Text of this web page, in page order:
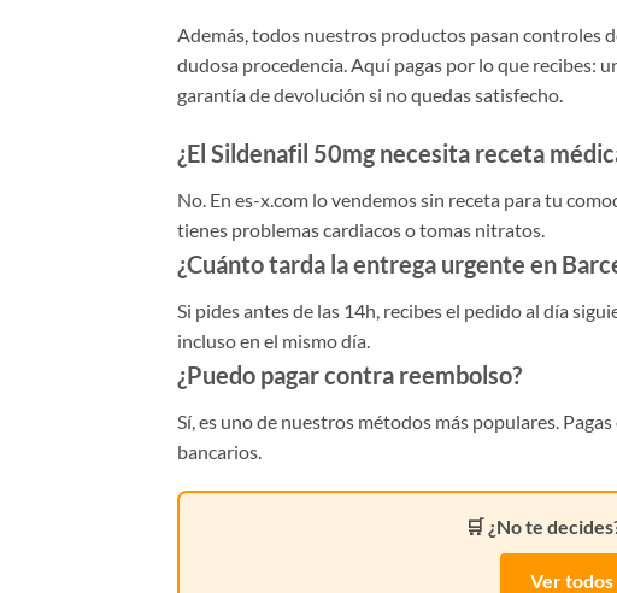
Además, todos nuestros productos pasan controles
dudosa procedencia. Aquí pagas por lo que recibes:
garantía de devolución si no quedas satisfecho.
¿El Sildenafil 50mg necesita receta
No. En es-x.com lo vendemos sin receta para tu
tienes problemas cardiacos o tomas nitratos.
¿Cuánto tarda la entrega urgente en
Si pides antes de las 14h, recibes el pedido al día
incluso en el mismo día.
¿Puedo pagar contra reembolso?
Sí, es uno de nuestros métodos más populares.
bancarios.
🛒 ¿No te
Ver